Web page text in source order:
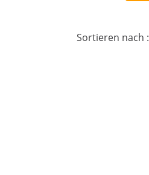
Sortieren nach :